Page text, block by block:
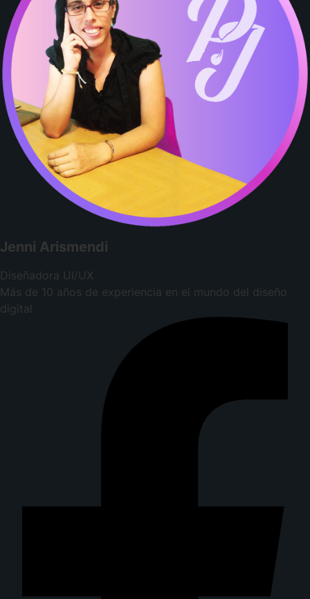
Jenni Arismendi
Diseñadora UI/UX
Más de 10 años de experiencia en el mundo del diseño
digital.